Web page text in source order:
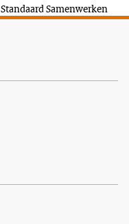
Standaard Samenwerken